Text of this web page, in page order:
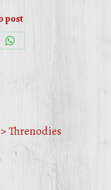
post
Condividi
WhatsApp
Threnodies